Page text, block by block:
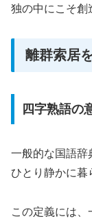
独の中にこそ創
離群索居
四字熟語の
一般的な国語辞
ひとり静かに暮
この定義には